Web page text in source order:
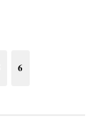
6